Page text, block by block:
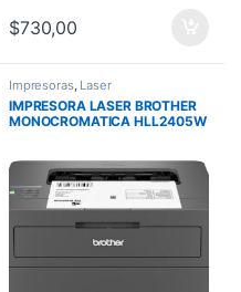
$730,00
Impresoras, Laser
IMPRESORA LASER BROTHER
MONOCROMATICA HLL2405W